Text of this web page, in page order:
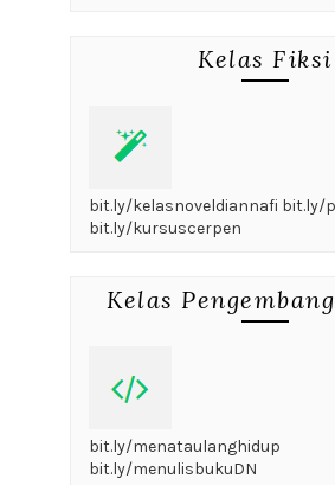
Kelas Fiksi
bit.ly/kelasnoveldiannafi bit.ly/
bit.ly/kursuscerpen
Kelas
bit.ly/menataulanghidup
bit.ly/menulisbukuDN